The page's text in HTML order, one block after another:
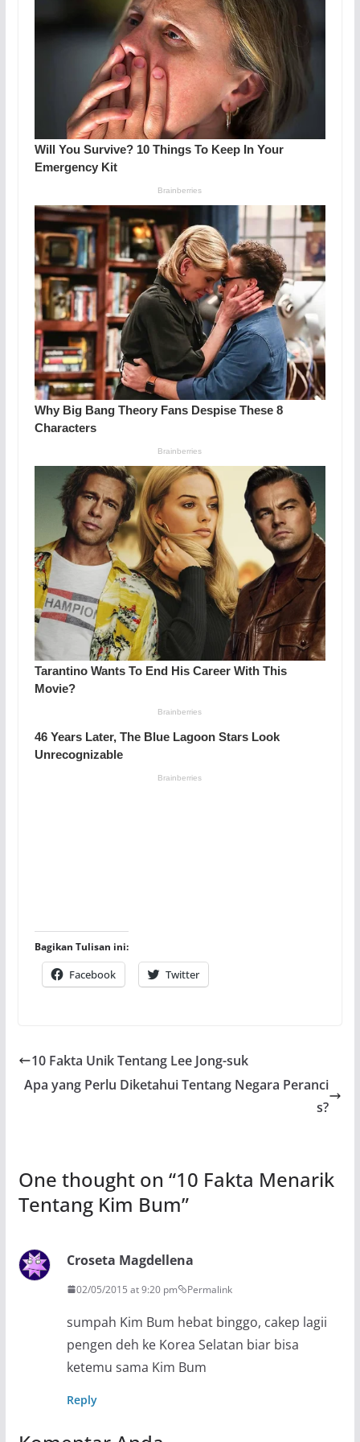
Bagikan Tulisan ini:
Facebook Twitter
10 Fakta Unik Tentang Lee Jong-suk
Apa yang Perlu Diketahui Tentang Negara Peranci
s?
One thought on “10 Fakta Menarik
Tentang Kim Bum”
Croseta Magdellena
02/05/2015 at 9:20 pm Permalink
sumpah Kim Bum hebat binggo, cakep lagii
pengen deh ke Korea Selatan biar bisa
ketemu sama Kim Bum
Reply